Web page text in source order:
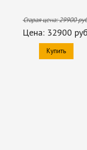
Старая цена:29900
Цена: 32900
Купить